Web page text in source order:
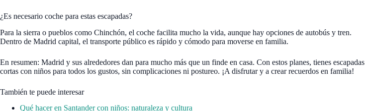
¿Es necesario coche para estas escapadas?
Para la sierra o pueblos como Chinchón, el coche facilita mucho la vida, aunque hay opciones de autobús y tren.
Dentro de Madrid capital, el transporte público es rápido y cómodo para moverse en familia.
En resumen: Madrid y sus alrededores dan para mucho más que un finde en casa. Con estos planes, tienes escapadas
cortas con niños para todos los gustos, sin complicaciones ni postureo. ¡A disfrutar y a crear recuerdos en familia!
También te puede interesar
Qué hacer en Santander con niños: naturaleza y cultura